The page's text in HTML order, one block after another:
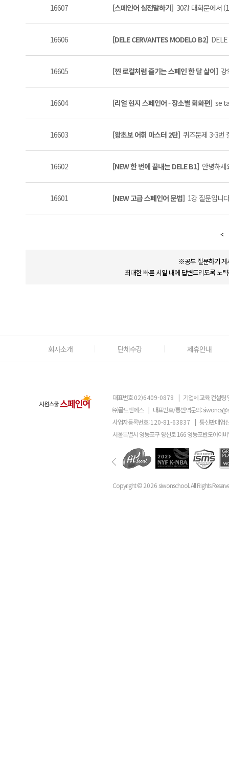
16607 [스페인어 실전말하기] 30강 대화문에서
16606 [DELE CERVANTES MODELO B2]
16605 [찐 로컬처럼 즐기는 스페인 한 달 살이] 강
16604 [리얼 현지 스페인어 - 장소별 회화편] se
16603 [왕초보 어휘 마스터 2탄] 퀴즈문제 3-3번
16602 [NEW 한 번에 끝내는 DELE B1] 안녕하세
16601 [NEW 고급 스페인어 문법] 1강 질문입니
※공부 질문하기 게
최대한 빠른 시일 내에 답변드리도록 노
회사소개 단체수강 제휴안내
대표번호02)6409-0878 | 기업체 교육 컨설팅
㈜골드앤에스 | 대표번호/통번역문의:
사업자등록번호:120-81-63837 | 통신판매업
서울특별시 영등포구 영신로 166 영등포반도아이
Copyright ©2026 siwonschool. All Rights